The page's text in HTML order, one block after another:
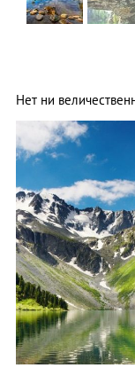
Нет ни